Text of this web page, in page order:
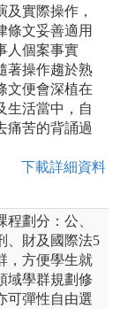
及實際操作，
條文妥善適用
人個案事實
著操作趨於熟
文便會深植在
生活當中，自
痛苦的背誦過
下載詳細資料
程劃分：公、
、財及國際法5
，方便學生就
域學群規劃修
可彈性自由選